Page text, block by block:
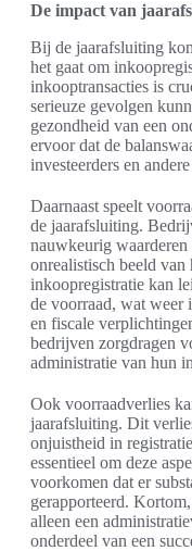
De impact van
Bij de jaarafsluiting
het gaat om
inkooptransacties is
serieuze gevolgen
gezondheid van een
ervoor dat de
investeerders en
Daarnaast speelt
de jaarafsluiting.
nauwkeurig waarderen
onrealistisch beeld van
inkoopregistratie kan
de voorraad, wat weer
en fiscale
bedrijven zorgdragen
administratie van hun
Ook voorraadverlies
jaarafsluiting. Dit
onjuistheid in
essentieel om deze
voorkomen dat er
gerapporteerd.
alleen een
onderdeel van een